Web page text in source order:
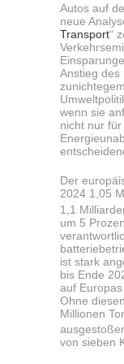
Autos auf
neue
Transport“
Anstieg des
wenn sie
nicht nur
Der
2024 1,05
1,1
um 5
ist stark
bis Ende
auf
Ohne
Millionen
von sieben